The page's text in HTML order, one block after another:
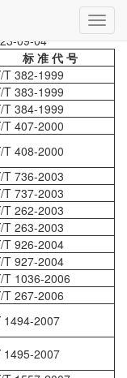
切
换
导
航
09-04
标 准 代 号
T 382-1999
T 383-1999
T 384-1999
T 407-2000
T 408-2000
T 736-2003
T 737-2003
T 262-2003
T 263-2003
T 926-2004
T 927-2004
T 1036-2006
T 267-2006
1494-2007
1495-2007